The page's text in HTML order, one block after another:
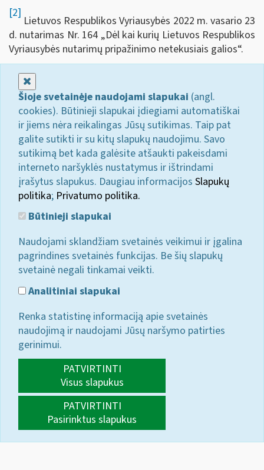
[2]
Lietuvos Respublikos Vyriausybės 2022 m. vasario 23
d. nutarimas Nr. 164 „Dėl kai kurių Lietuvos Respublikos
Vyriausybės nutarimų pripažinimo netekusiais galios“.
Šioje svetainėje naudojami slapukai (angl.
cookies). Būtinieji slapukai įdiegiami automatiškai
ir jiems nėra reikalingas Jūsų sutikimas. Taip pat
galite sutikti ir su kitų slapukų naudojimu. Savo
sutikimą bet kada galėsite atšaukti pakeisdami
interneto naršyklės nustatymus ir ištrindami
įrašytus slapukus. Daugiau informacijos Slapukų
politika; Privatumo politika.
Būtinieji slapukai
Naudojami sklandžiam svetainės veikimui ir įgalina
pagrindines svetainės funkcijas. Be šių slapukų
svetainė negali tinkamai veikti.
Analitiniai slapukai
Renka statistinę informaciją apie svetainės
naudojimą ir naudojami Jūsų naršymo patirties
gerinimui.
PATVIRTINTI
Visus slapukus
PATVIRTINTI
Pasirinktus slapukus